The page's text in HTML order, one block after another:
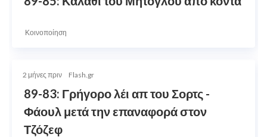
Κοινοποίηση
2 μήνες πριν Flash.gr
89-83: Γρήγορο λέι απ του Σορτς -
Φάουλ μετά την επαναφορά στον
Τζόζεφ